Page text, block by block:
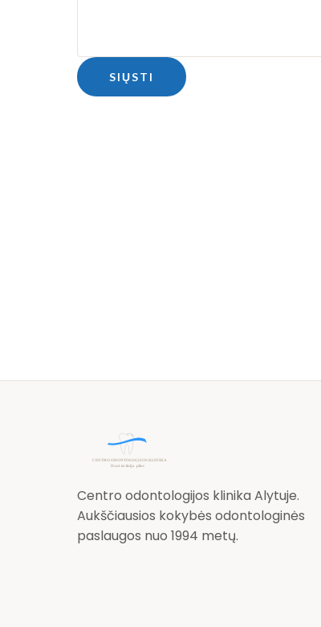
SIŲSTI
Centro odontologijos klinika Alytuje.
Aukščiausios kokybės odontologinės
paslaugos nuo 1994 metų.